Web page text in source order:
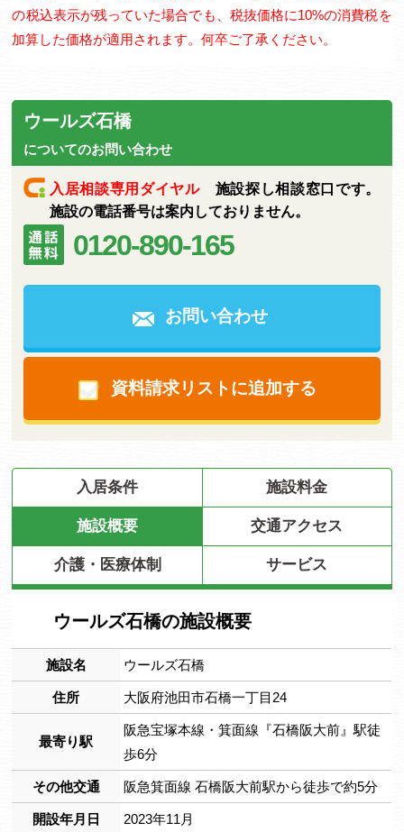
の税込表示が残っていた場合でも、税抜価格に10%の消費税を
加算した価格が適用されます。何卒ご了承ください。
ウールズ石橋
についてのお問い合わせ
入居相談専用ダイヤル施設探し相談窓口です。
施設の電話番号は案内しておりません。
0120-890-165
お問い合わせ
資料請求リストに追加する
入居条件 施設料金
施設概要 交通アクセス
介護・医療体制 サービス
ウールズ石橋の施設概要
施設名 ウールズ石橋
住所 大阪府池田市石橋一丁目24
最寄り駅
阪急宝塚本線・箕面線『石橋阪大前』駅徒
歩6分
その他交通 阪急箕面線 石橋阪大前駅から徒歩で約5分
開設年月日 2023年11月